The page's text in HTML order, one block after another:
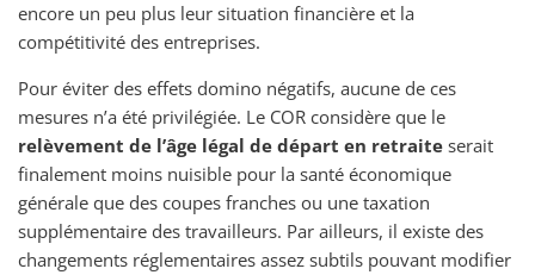
encore un peu plus leur situation financière et la
compétitivité des entreprises.
Pour éviter des effets domino négatifs, aucune de ces
mesures n’a été privilégiée. Le COR considère que le
relèvement de l’âge légal de départ en retraite serait
finalement moins nuisible pour la santé économique
générale que des coupes franches ou une taxation
supplémentaire des travailleurs. Par ailleurs, il existe des
changements réglementaires assez subtils pouvant modifier